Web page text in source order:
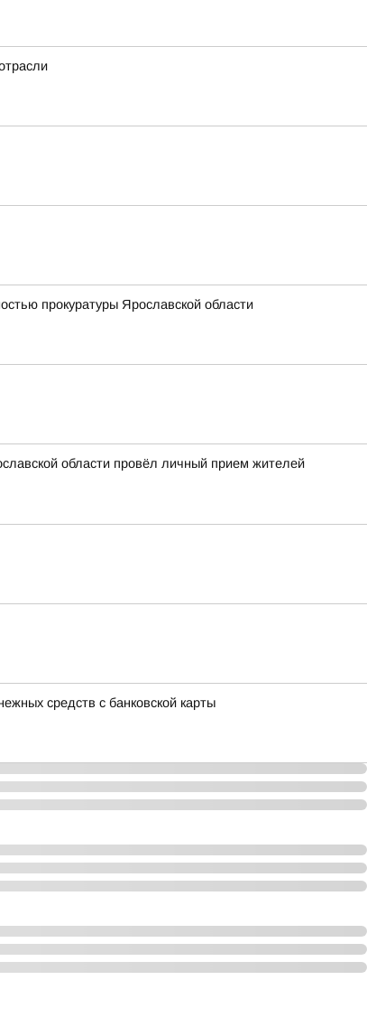
прокуратуры Ярославской области
области провёл личный прием жителей
средств с банковской карты